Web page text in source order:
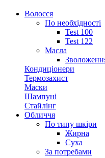
Волосся
По необхідності
Test 100
Test 122
Масла
Кондиціонери
Термозахист
Маски
Шампуні
Стайлінг
Обличчя
По типу шкіри
Жирна
Суха
За потребами